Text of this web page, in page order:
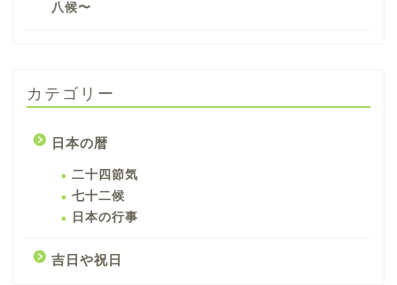
八候〜
カテゴリー
日本の暦
二十四節気
七十二候
日本の行事
吉日や祝日